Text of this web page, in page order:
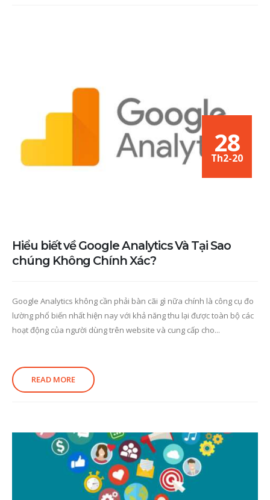
28
Th2-20
Hiểu biết về Google Analytics Và Tại Sao
chúng Không Chính Xác?
Google Analytics không cần phải bàn cãi gì nữa chính là công cụ đo
lường phổ biến nhất hiện nay với khả năng thu lại được toàn bộ các
hoạt động của người dùng trên website và cung cấp cho...
READ MORE